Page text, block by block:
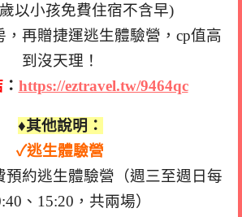
以小孩免費住宿不含早)
，再贈捷運逃生體驗營，cp值高
到沒天理！
： https://eztravel.tw/9464qc
♦其他說明：
✓逃生體驗營
預約逃生體驗營（週三至週日每
、15:20，共兩場）